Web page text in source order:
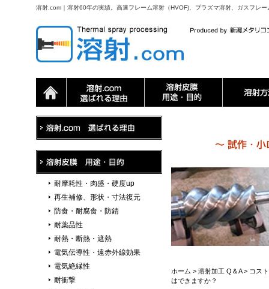
溶射.com｜溶射60年の実績。高速フレーム溶射（HVOF)、プラズマ溶射、ガスフレ
ホーム > 溶射加工 Q＆A> コス
はできますか？
耐摩耗性・肉盛・硬度up
再生補修、形状・寸法復元
防食・耐腐食・防錆
耐薬品性
耐熱・断熱・遮熱
電気伝導性・遠赤外線効果
電気絶縁性
耐衝撃